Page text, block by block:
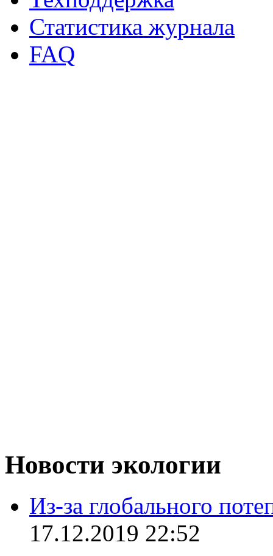
Статистика журнала
FAQ
Новости экологии
Из-за глобального
17.12.2019 22:52